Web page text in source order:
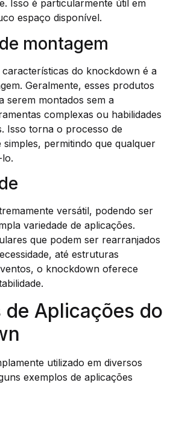
Isso é particularmente útil em
espaço disponível.
montagem
características do knockdown é a
Geralmente, esses produtos
serem montados sem a
complexas ou habilidades
Isso torna o processo de
simples, permitindo que qualquer
versátil, podendo ser
variedade de aplicações.
que podem ser rearranjados
até estruturas
o knockdown oferece
de Aplicações do
utilizado em diversos
exemplos de aplicações